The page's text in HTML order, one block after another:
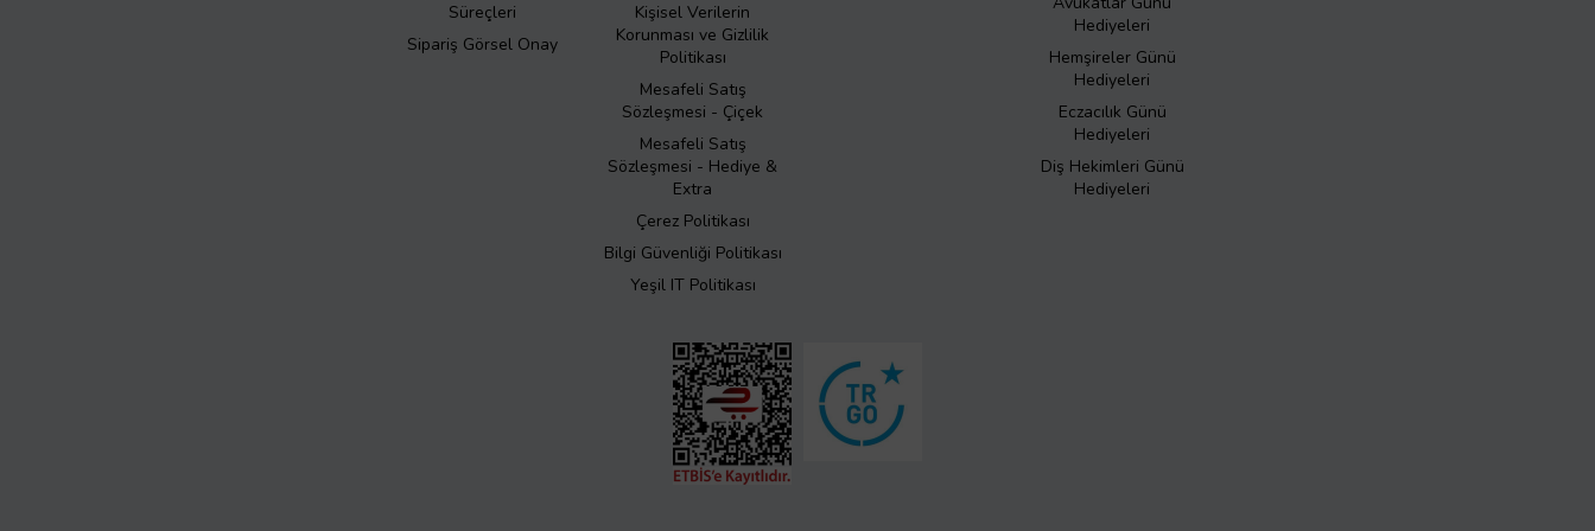
Süreçleri
Sipariş Görsel Onay
Kişisel Verilerin
Korunması ve Gizlilik
Politikası
Mesafeli Satış
Sözleşmesi - Çiçek
Mesafeli Satış
Sözleşmesi - Hediye &
Extra
Çerez Politikası
Bilgi Güvenliği Politikası
Yeşil IT Politikası
Hediyeleri
Hemşireler Günü
Hediyeleri
Eczacılık Günü
Hediyeleri
Diş Hekimleri Günü
Hediyeleri